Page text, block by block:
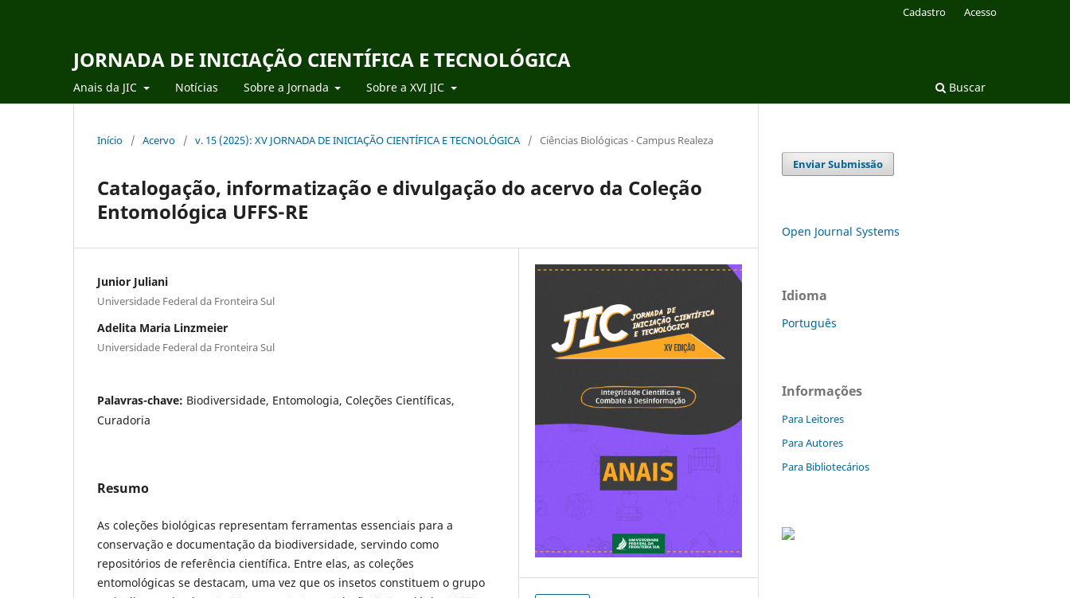
JORNADA DE INICIAÇÃO CIENTÍFICA E TECNOLÓGICA
Anais da JIC Notícias Sobre a Jornada Sobre a XVI JIC Buscar
Cadastro Acesso
Início / Acervo / v. 15 (2025): XV JORNADA DE INICIAÇÃO CIENTÍFICA E TECNOLÓGICA / Ciências Biológicas - Campus Realeza
Catalogação, informatização e divulgação do acervo da Coleção
Entomológica UFFS-RE
Junior Juliani
Universidade Federal da Fronteira Sul
Adelita Maria Linzmeier
Universidade Federal da Fronteira Sul
Palavras-chave: Biodiversidade, Entomologia, Coleções Científicas,
Curadoria
Resumo
As coleções biológicas representam ferramentas essenciais para a
conservação e documentação da biodiversidade, servindo como
repositórios de referência científica. Entre elas, as coleções
entomológicas se destacam, uma vez que os insetos constituem o grupo
Enviar Submissão
Open Journal Systems
Idioma
Português
Informações
Para Leitores
Para Autores
Para Bibliotecários